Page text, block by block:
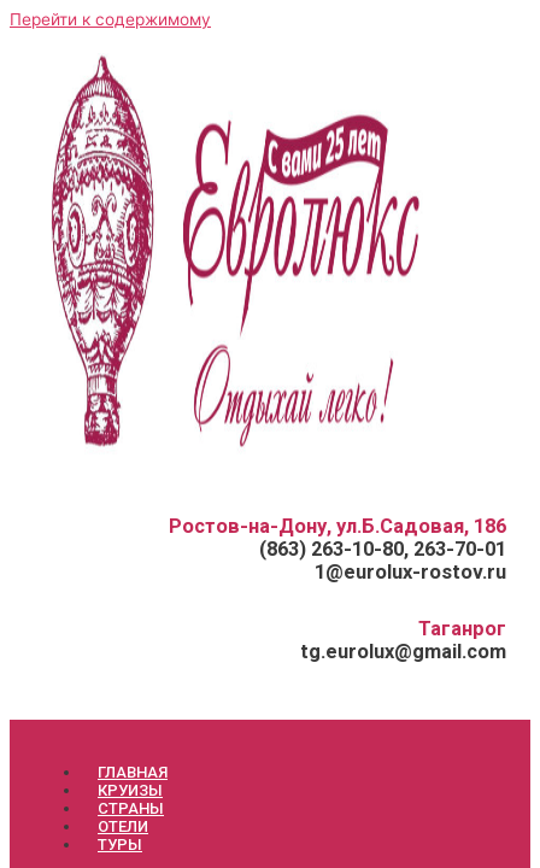
Перейти к содержимому
Ростов-на-Дону, ул.Б.Садовая, 186
(863) 263-10-80, 263-70-01
1@eurolux-rostov.ru
Таганрог
tg.eurolux@gmail.com
ГЛАВНАЯ
КРУИЗЫ
СТРАНЫ
ОТЕЛИ
ТУРЫ